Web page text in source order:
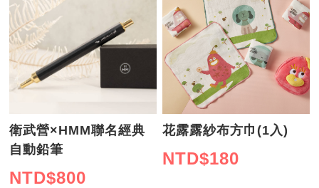
衛武營×HMM聯名經典
自動鉛筆
NTD$800
花露露紗布方巾(1入)
NTD$180